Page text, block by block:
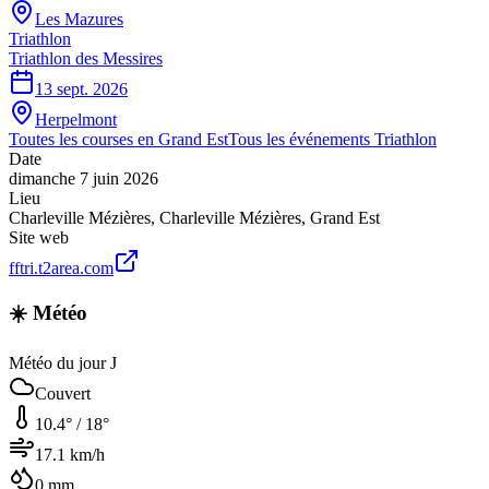
Les Mazures
Triathlon
Triathlon des Messires
13 sept. 2026
Herpelmont
Toutes les courses en Grand EstTous les événements Triathlon
Date
dimanche 7 juin 2026
Lieu
Charleville Mézières, Charleville Mézières, Grand Est
Site web
fftri.t2area.com
☀️ Météo
Météo du jour J
Couvert
10.4° / 18°
17.1 km/h